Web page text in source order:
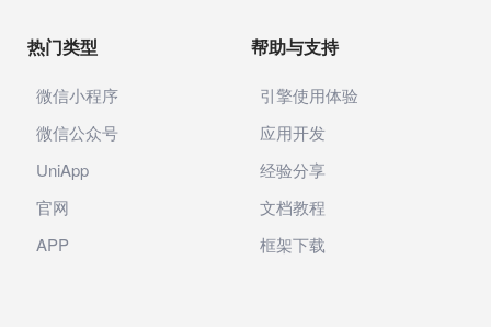
热门类型
微信小程序
微信公众号
UniApp
官网
APP
帮助与支持
引擎使用体验
应用开发
经验分享
文档教程
框架下载